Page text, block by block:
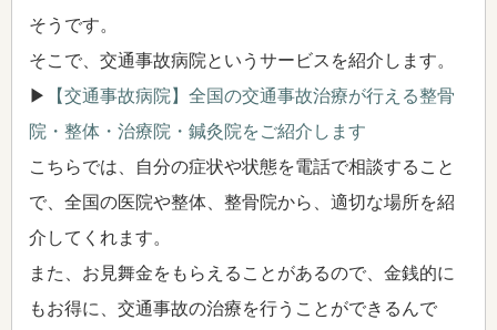
そうです。
そこで、交通事故病院というサービスを紹介します。
▶
【交通事故病院】全国の交通事故治療が行える整骨
院・整体・治療院・鍼灸院をご紹介します
こちらでは、自分の症状や状態を電話で相談すること
で、全国の医院や整体、整骨院から、適切な場所を紹
介してくれます。
また、お見舞金をもらえることがあるので、金銭的に
もお得に、交通事故の治療を行うことができるんで